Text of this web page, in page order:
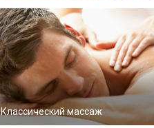
Классический массаж